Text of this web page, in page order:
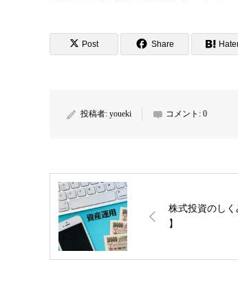
Post Share
投稿者: youeki コメント: 0
株式投資のし
】